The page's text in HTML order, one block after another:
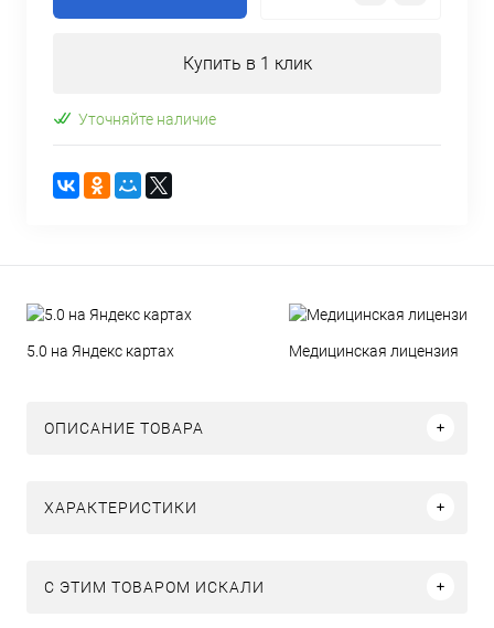
Купить в 1 клик
Уточняйте наличие
5.0 на Яндекс картах Медицинская лицензия
ОПИСАНИЕ ТОВАРА
ХАРАКТЕРИСТИКИ
C ЭТИМ ТОВАРОМ ИСКАЛИ